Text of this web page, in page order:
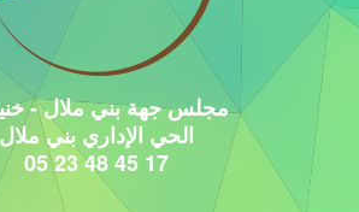
مجلس جهة بني ملال -
الحي الإداري بني ملال
17 45 48 23 05